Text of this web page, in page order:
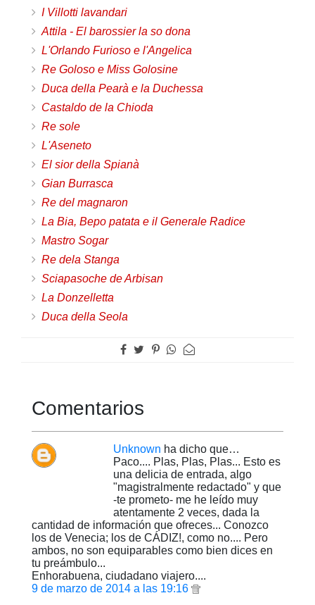
I Villotti lavandari
Attila - El barossier la so dona
L'Orlando Furioso e l'Angelica
Re Goloso e Miss Golosine
Duca della Pearà e la Duchessa
Castaldo de la Chioda
Re sole
L'Aseneto
El sior della Spianà
Gian Burrasca
Re del magnaron
La Bia, Bepo patata e il Generale Radice
Mastro Sogar
Re dela Stanga
Sciapasoche de Arbisan
La Donzelletta
Duca della Seola
Comentarios
Unknown ha dicho que…
Paco.... Plas, Plas, Plas... Esto es
una delicia de entrada, algo
"magistralmente redactado" y que
-te prometo- me he leído muy
atentamente 2 veces, dada la
cantidad de información que ofreces... Conozco
los de Venecia; los de CÁDIZ!, como no.... Pero
ambos, no son equiparables como bien dices en
tu preámbulo...
Enhorabuena, ciudadano viajero....
9 de marzo de 2014 a las 19:16